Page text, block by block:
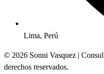
Lima, Perú
© 2026 Sonni Vasquez |
derechos reservados.